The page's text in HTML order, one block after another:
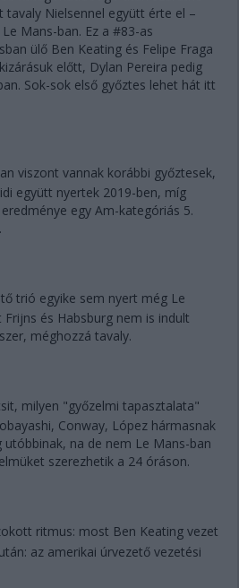
tavaly Nielsennel együtt érte el –
Mans-ban. Ez a #83-as
ülő Ben Keating és Felipe Fraga
előtt, Dylan Pereira pedig
Sok-sok első győztes lehet hát itt
viszont vannak korábbi győztesek,
együtt nyertek 2019-ben, míg
egy Am-kategóriás 5.
trió egyike sem nyert még Le
és Habsburg nem is indult
méghozzá tavaly.
milyen "győzelmi tapasztalata"
Conway, López hármasnak
utóbbinak, na de nem Le Mans-ban
szerezhetik a 24 óráson.
ritmus: most Ben Keating vezet
az amerikai úrvezető vezetési